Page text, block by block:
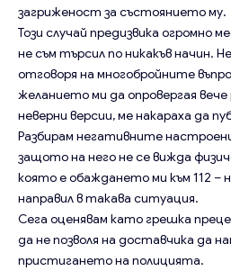
загриженост за състоянието му.
Този случай предизвика огромно
не съм търсил по никакъв начин.
отговоря на многобройните
желанието ми да опровергая
неверни версии, ме накараха да
Разбирам негативните
защото на него не се вижда
която е обаждането ми към 112 –
направил в такава ситуация.
Сега оценявам като грешка
да не позволя на доставчика да
пристигането на полицията.